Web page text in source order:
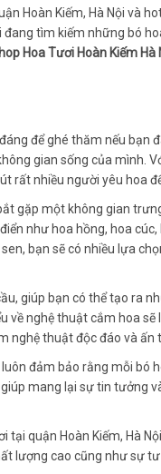
Hoàn Kiếm, Hà Nội và
tìm kiếm những bó
Hoa Tươi Hoàn Kiếm Hà
để ghé thăm nếu
gian sống của mình.
rất nhiều người yêu hoa
gặp một không gian
như hoa hồng, hoa
bạn sẽ có nhiều lựa
giúp bạn có thể tạo ra
nghệ thuật cắm hoa
nghệ thuật độc đáo và ấn
đảm bảo rằng mỗi bó
mang lại sự tin tưởng
quận Hoàn Kiếm, Hà
lượng cao cũng như sự